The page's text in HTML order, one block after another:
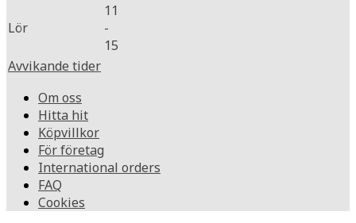
Lör
11
-
15
Avvikande tider
Om oss
Hitta hit
Köpvillkor
För företag
International orders
FAQ
Cookies